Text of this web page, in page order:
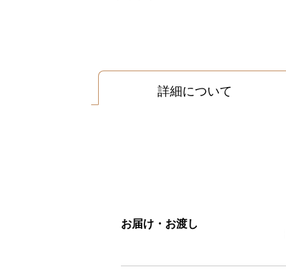
詳細について
お届け・お渡し